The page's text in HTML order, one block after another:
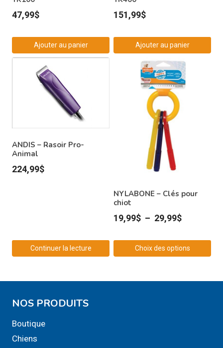
47,99$
Ajouter au panier
151,99$
Ajouter au panier
ANDIS – Rasoir Pro-
Animal
224,99$
Continuer la lecture
NYLABONE – Clés pour
chiot
19,99$ – 29,99$Plage
prix :
19,99$
Choix des options
NOS PRODUITS
Boutique
Chiens